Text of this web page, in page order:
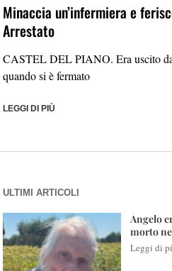
Minaccia un’infermiera e
Arrestato
CASTEL DEL PIANO. Era uscito
quando si è fermato
LEGGI DI PIÙ
ULTIMI ARTICOLI
Angelo
morto
Leggi di